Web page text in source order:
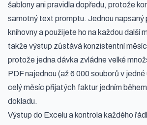
šablony ani pravidla dopředu, protože
samotný text promptu. Jednou napsaný
knihovny a použijete ho na každou další
takže výstup zůstává konzistentní
protože jedna dávka zvládne velké
PDF najednou (až 6 000 souborů v
celý měsíc přijatých faktur jedním
dokladu.
Výstup do Excelu a kontrola každého